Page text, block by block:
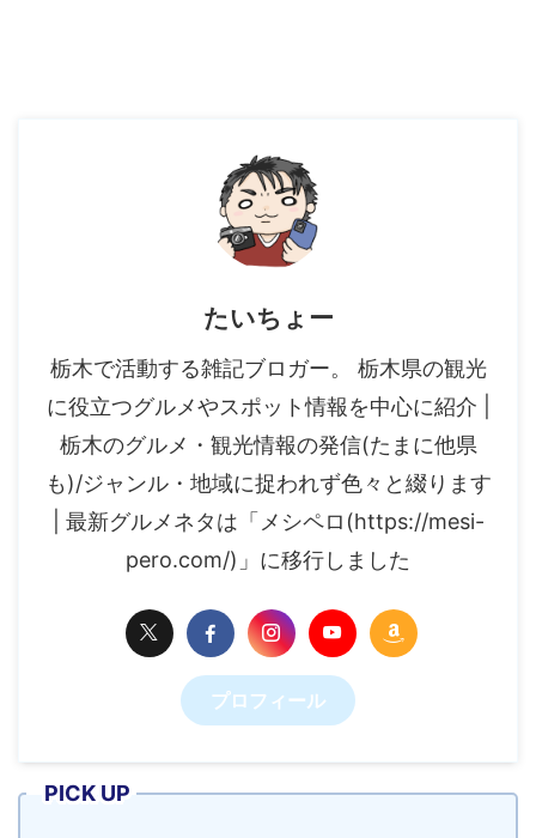
たいちょー
栃木で活動する雑記ブロガー。 栃木県の観光
に役立つグルメやスポット情報を中心に紹介 |
栃木のグルメ・観光情報の発信(たまに他県
も)/ジャンル・地域に捉われず色々と綴ります
| 最新グルメネタは「メシペロ(https://mesi-
pero.com/)」に移行しました
プロフィール
PICK UP